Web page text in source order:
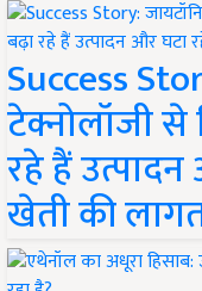
Success
टेक्नोलॉजी
रहे हैं
खेती की